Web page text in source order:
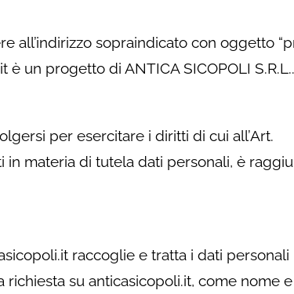
all’indirizzo sopraindicato con oggetto
un progetto di ANTICA SICOPOLI S.R.L..
per esercitare i diritti di cui all’Art.
materia di tutela dati personali, è
raccoglie e tratta i dati personali
su anticasicopoli.it, come nome